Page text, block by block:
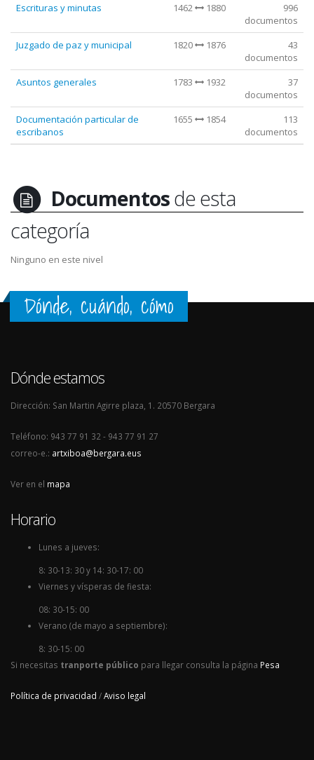
Escrituras y minutas
1462 1880
996
documentos
Juzgado de paz y municipal
1820 1876
43
documentos
Asuntos generales
1783 1932
37
documentos
Documentación particular de
escribanos
1655 1854
113
documentos
Documentosde esta
categoría
Ninguno en este nivel
Dónde, cuándo, cómo
Dónde estamos
Dirección: San Martin Agirre plaza, 1. 20570 Bergara
Teléfono: 943 77 91 32 - 943 77 91 27
correo-e.: artxiboa@bergara.eus
Ver en el mapa
Horario
Lunes a jueves:
8: 30-13: 30 y 14: 30-17: 00
Viernes y vísperas de fiesta:
08: 30-15: 00
Verano (de mayo a septiembre):
8: 30-15: 00
Si necesitas tranporte público para llegar consulta la página Pesa
Política de privacidad /Aviso legal